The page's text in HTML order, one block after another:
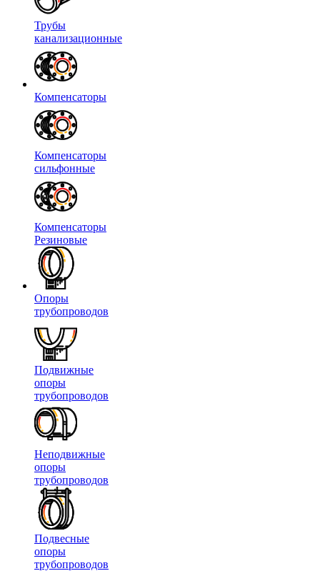
Трубы
канализационные
Компенсаторы
Компенсаторы
сильфонные
Компенсаторы
Резиновые
Опоры
трубопроводов
Подвижные
опоры
трубопроводов
Неподвижные
опоры
трубопроводов
Подвесные
опоры
трубопроводов